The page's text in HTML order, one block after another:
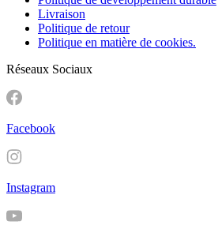
Livraison
Politique de retour
Politique en matière de cookies.
Réseaux Sociaux
Facebook
Instagram